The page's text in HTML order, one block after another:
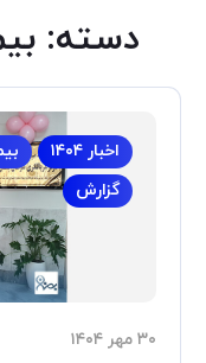
دسته:
اخبار ۱۴۰۴
گزارش
۳۰ مهر ۱۴۰۴